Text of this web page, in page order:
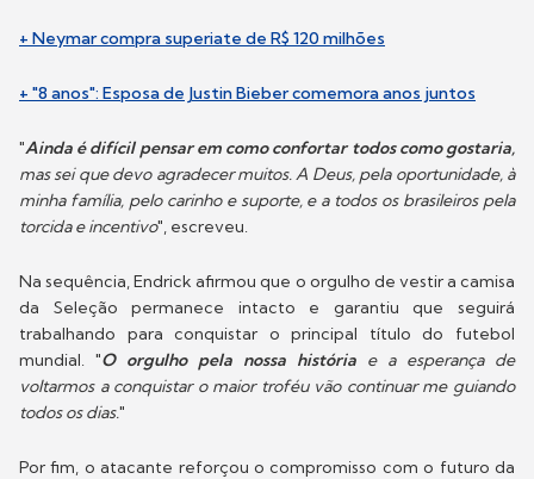
+ Neymar compra superiate de R$ 120 milhões
+ "8 anos": Esposa de Justin Bieber comemora anos juntos
"Ainda é difícil pensar em como confortar todos como gostaria,
mas sei que devo agradecer muitos. A Deus, pela oportunidade, à
minha família, pelo carinho e suporte, e a todos os brasileiros pela
torcida e incentivo", escreveu.
Na sequência, Endrick afirmou que o orgulho de vestir a camisa
da Seleção permanece intacto e garantiu que seguirá
trabalhando para conquistar o principal título do futebol
mundial. "O orgulho pela nossa história e a esperança de
voltarmos a conquistar o maior troféu vão continuar me guiando
todos os dias."
Por fim, o atacante reforçou o compromisso com o futuro da